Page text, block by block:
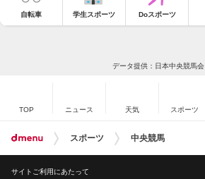
自転車 学生スポーツ Doスポーツ
データ提供：日本中央競馬会
TOP ニュース 天気 スポーツ
スポーツ 中央競馬
サイトご利用にあたって